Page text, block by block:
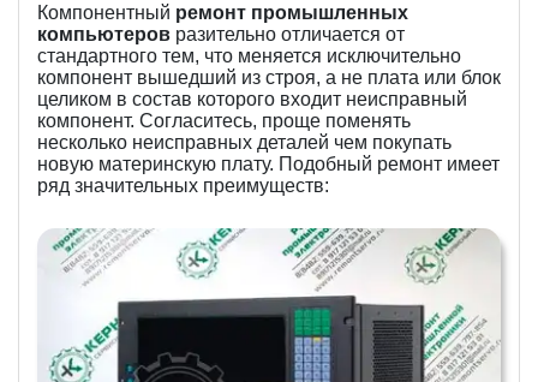
Компонентный ремонт промышленных
компьютеров разительно отличается от
стандартного тем, что меняется исключительно
компонент вышедший из строя, а не плата или блок
целиком в состав которого входит неисправный
компонент. Согласитесь, проще поменять
несколько неисправных деталей чем покупать
новую материнскую плату. Подобный ремонт имеет
ряд значительных преимуществ: